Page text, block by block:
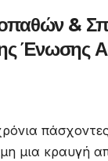
&
Ένωσης
πάσχοντες
μια κραυγή